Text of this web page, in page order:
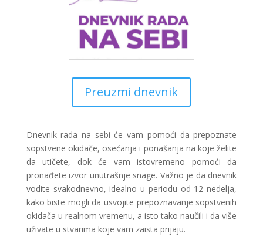
Preuzmi dnevnik
Dnevnik rada na sebi će vam pomoći da prepoznate
sopstvene okidače, osećanja i ponašanja na koje želite
da utičete, dok će vam istovremeno pomoći da
pronađete izvor unutrašnje snage. Važno je da dnevnik
vodite svakodnevno, idealno u periodu od 12 nedelja,
kako biste mogli da usvojite prepoznavanje sopstvenih
okidača u realnom vremenu, a isto tako naučili i da više
uživate u stvarima koje vam zaista prijaju.